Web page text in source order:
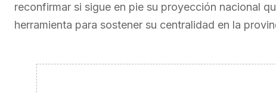
reconfirmar si sigue en pie su proyección nacional
herramienta para sostener su centralidad en la